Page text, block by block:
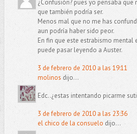
¿Confusión? pues yo pensaba
que también podría ser.
Menos mal que no me has
aun podría haber sido peor.
En fin que este estrabismo mental
puede pasar leyendo a Auster.
3 de febrero de 2010 a las 19:11
molinos dijo...
Edc..¿estas intentando picarme
3 de febrero de 2010 a las 23:36
el chico de la consuelo dijo...